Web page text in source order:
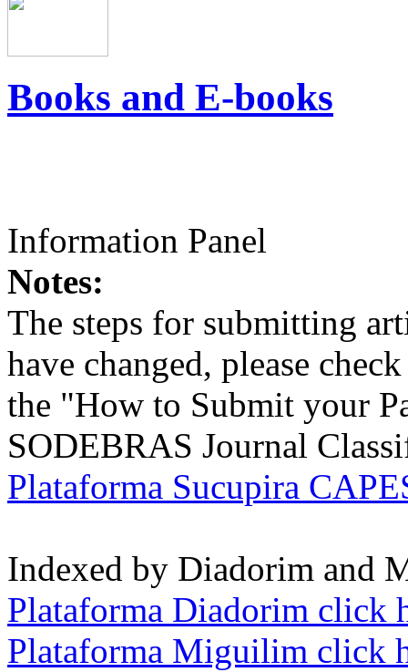
Books and E-books
Information Panel
Notes:
The steps for submitting
have changed, please
the "How to Submit your
SODEBRAS Journal
Plataforma Sucupira
Indexed by Diadorim and
Plataforma Diadorim click
Plataforma Miguilim click